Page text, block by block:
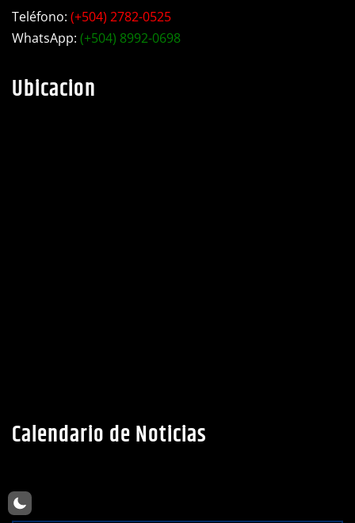
Teléfono: (+504) 2782-0525
WhatsApp: (+504) 8992-0698
Ubicacion
Calendario de Noticias